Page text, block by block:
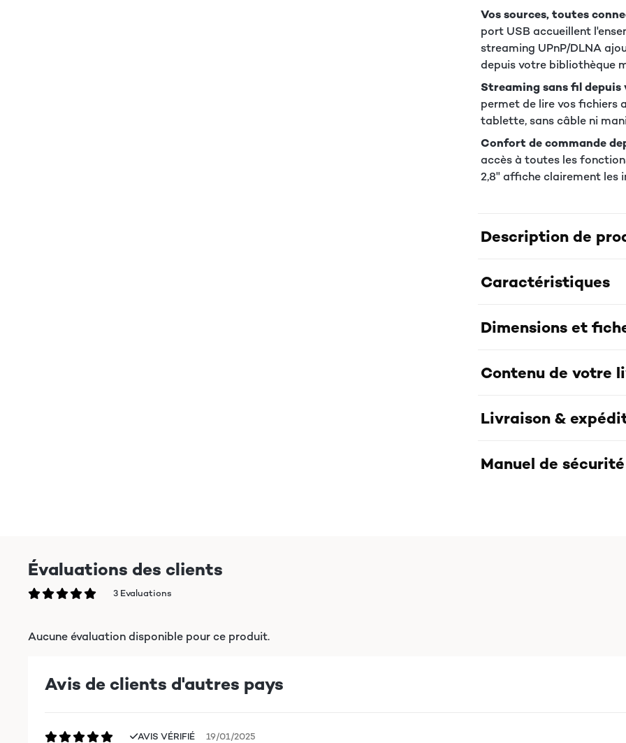
Vos sources, toutes
port USB accueillent
streaming UPnP/DLNA
depuis votre bibliothèque
Streaming sans fil depuis
permet de lire vos fichiers
tablette, sans câble ni
Confort de commande
accès à toutes les
2,8" affiche clairement les
Description de
Caractéristiques
Dimensions et
Contenu de votre
Livraison &
Manuel de
Évaluations des clients
3 Evaluations
Aucune évaluation disponible pour ce produit.
Avis de clients d'autres pays
AVIS VÉRIFIÉ 19/01/2025